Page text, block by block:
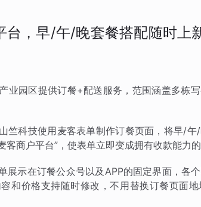
台，早/午/晚套餐搭配随时上
业园区提供订餐+配送服务，范围涵盖多栋
竺科技使用麦客表单制作订餐页面，将早/午
客商户平台”，使表单立即变成拥有收款能力的
展示在订餐公众号以及APP的固定界面，各
和价格支持随时修改，不用替换订餐页面